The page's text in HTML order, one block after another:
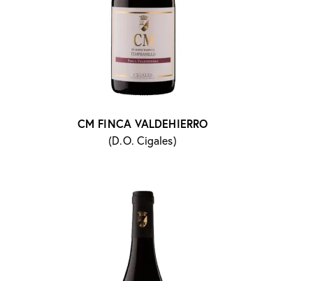
CM FINCA VALDEHIERRO
(D.O. Cigales)